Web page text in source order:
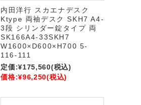
内田洋行 スカエナデスク
Ktype 両袖デスク SKH7 A4-
3段 シリンダー錠タイプ 両
SK166A4-33SKH7
W1600×D600×H700 5-
116-111
定価:¥175,560(税込)
価格:¥96,250(税込)